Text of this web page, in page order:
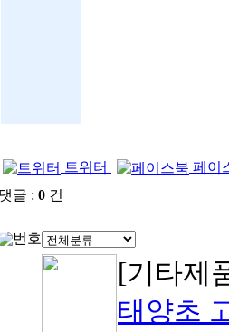
트위터
페이
댓글 : 0 건
번호
[기타제
태양초